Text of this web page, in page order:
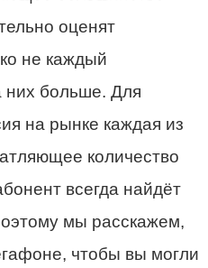
оценят
не каждый
них больше. Для
на рынке каждая из
количество
всегда найдёт
мы расскажем,
чтобы вы могли